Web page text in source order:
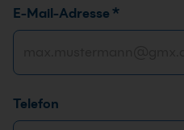
E
-
a
E-Mail-Adresse *
Telefon